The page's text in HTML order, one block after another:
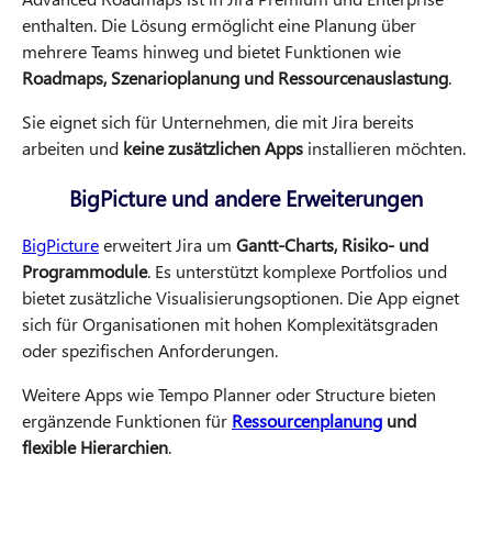
enthalten. Die Lösung ermöglicht eine Planung über
mehrere Teams hinweg und bietet Funktionen wie
Roadmaps, Szenarioplanung und Ressourcenauslastung.
Sie eignet sich für Unternehmen, die mit Jira bereits
arbeiten und keine zusätzlichen Apps installieren möchten.
BigPicture und andere Erweiterungen
BigPictureerweitert Jira um Gantt-Charts, Risiko- und
Programmodule. Es unterstützt komplexe Portfolios und
bietet zusätzliche Visualisierungsoptionen. Die App eignet
sich für Organisationen mit hohen Komplexitätsgraden
oder spezifischen Anforderungen.
Weitere Apps wie Tempo Planner oder Structure bieten
ergänzende Funktionen für Ressourcenplanung und
flexible Hierarchien.